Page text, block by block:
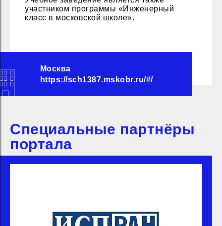
участником программы «Инженерный
класс в московской школе».
Москва
https://sch1387.mskobr.ru/#/
Специальные партнёры
портала